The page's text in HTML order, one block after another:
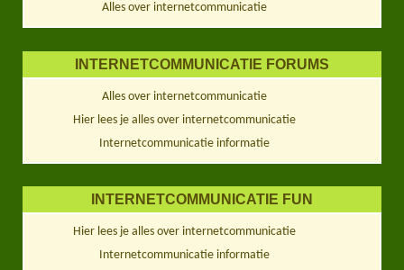
Alles over internetcommunicatie
INTERNETCOMMUNICATIE FORUMS
Alles over internetcommunicatie
Hier lees je alles over internetcommunicatie
Internetcommunicatie informatie
INTERNETCOMMUNICATIE FUN
Hier lees je alles over internetcommunicatie
Internetcommunicatie informatie